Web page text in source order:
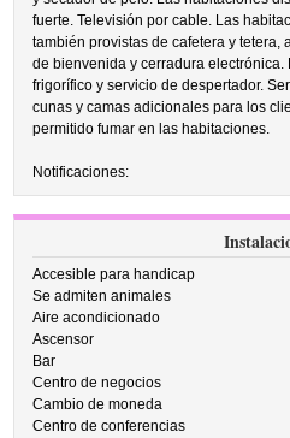
fuerte. Televisión por cable. Las
también provistas de cafetera y tetera,
de bienvenida y cerradura
frigorífico y servicio de despertador.
cunas y camas adicionales para los
permitido fumar en las habitaciones.
Notificaciones:
Accesible para handicap
Se admiten animales
Aire acondicionado
Ascensor
Bar
Centro de negocios
Cambio de moneda
Centro de conferencias